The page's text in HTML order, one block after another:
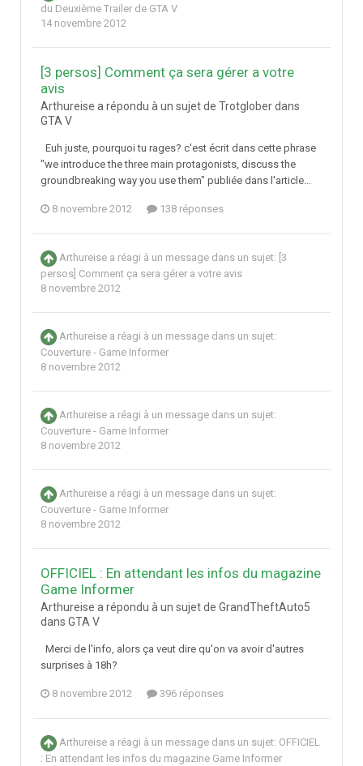
du Deuxième Trailer de GTA V
14 novembre 2012
[3 persos] Comment ça sera gérer a votre
avis
Arthureise a répondu à un sujet de Trotglober dans
GTA V
Euh juste, pourquoi tu rages? c'est écrit dans cette phrase
"we introduce the three main protagonists, discuss the
groundbreaking way you use them" publiée dans l'article...
8 novembre 2012 138 réponses
Arthureise a réagi à un message dans un sujet: [3
persos] Comment ça sera gérer a votre avis
8 novembre 2012
Arthureise a réagi à un message dans un sujet:
Couverture - Game Informer
8 novembre 2012
Arthureise a réagi à un message dans un sujet:
Couverture - Game Informer
8 novembre 2012
Arthureise a réagi à un message dans un sujet:
Couverture - Game Informer
8 novembre 2012
OFFICIEL : En attendant les infos du magazine
Game Informer
Arthureise a répondu à un sujet de GrandTheftAuto5
dans GTA V
Merci de l'info, alors ça veut dire qu'on va avoir d'autres
surprises à 18h?
8 novembre 2012 396 réponses
Arthureise a réagi à un message dans un sujet: OFFICIEL
: En attendant les infos du magazine Game Informer